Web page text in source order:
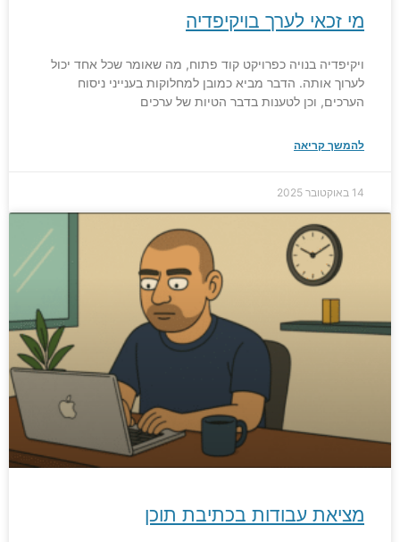
מי זכאי לערך בויקיפדיה
ויקיפדיה בנויה כפרויקט קוד פתוח, מה שאומר שכל אחד יכול
לערוך אותה. הדבר מביא כמובן למחלוקות בענייני ניסוח
הערכים, וכן לטענות בדבר הטיות של ערכים
להמשך קריאה
14 באוקטובר 2025
מציאת עבודות בכתיבת תוכן